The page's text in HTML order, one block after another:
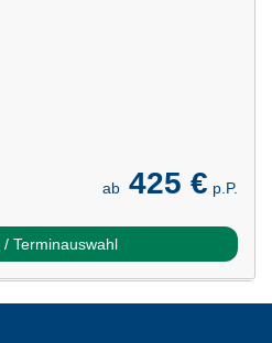
ab 425 € p.P.
Terminauswahl